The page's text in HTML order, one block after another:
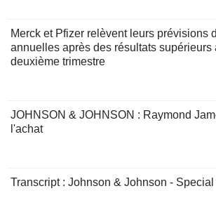
Merck et Pfizer relèvent leurs prévisions
annuelles après des résultats supérieurs
deuxième trimestre
JOHNSON & JOHNSON : Raymond
l'achat
Transcript : Johnson & Johnson - Special